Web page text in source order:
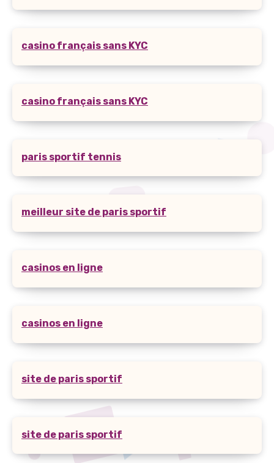
casino français sans KYC
casino français sans KYC
paris sportif tennis
meilleur site de paris sportif
casinos en ligne
casinos en ligne
site de paris sportif
site de paris sportif